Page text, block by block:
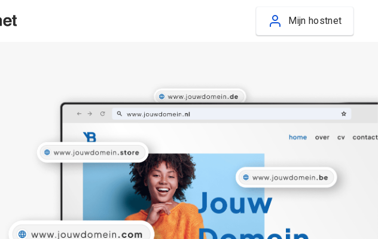
Mijn hostnet